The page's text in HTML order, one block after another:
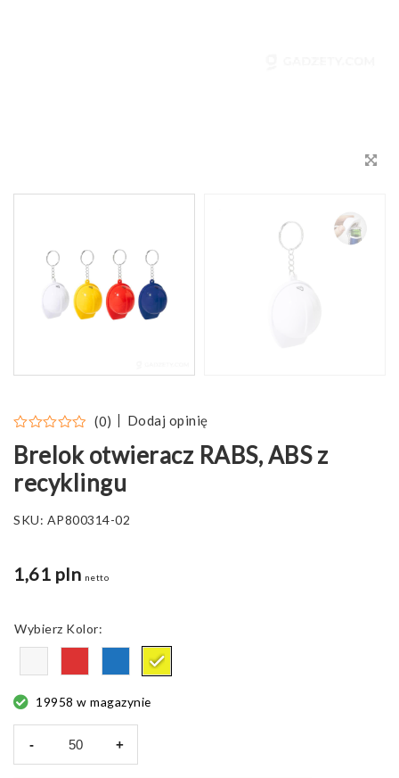
(0) Dodaj opinię
Brelok otwieracz RABS, ABS z
recyklingu
SKU: AP800314-02
1,61 pln netto
Kolor
19958 w magazynie
- +